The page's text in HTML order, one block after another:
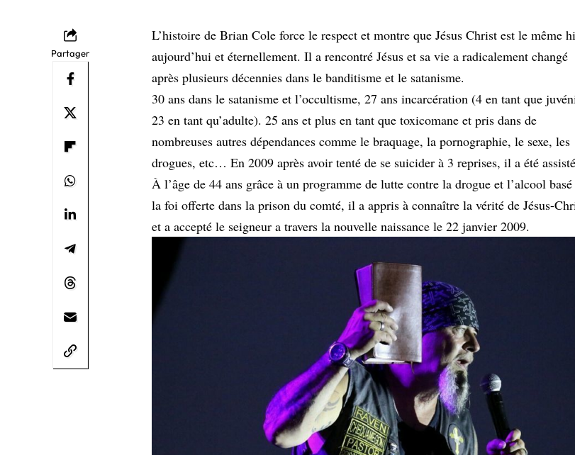
Partager
L’histoire de Brian Cole force le respect et montre que Jésus Christ est le même
aujourd’hui et éternellement. Il a rencontré Jésus et sa vie a radicalement changé
après plusieurs décennies dans le banditisme et le satanisme.
30 ans dans le satanisme et l’occultisme, 27 ans incarcération (4 en tant que
23 en tant qu’adulte). 25 ans et plus en tant que toxicomane et pris dans de
nombreuses autres dépendances comme le braquage, la pornographie, le sexe, les
drogues, etc… En 2009 après avoir tenté de se suicider à 3 reprises, il a été
À l’âge de 44 ans grâce à un programme de lutte contre la drogue et l’alcool
la foi offerte dans la prison du comté, il a appris à connaître la vérité de Jésus-
et a accepté le seigneur a travers la nouvelle naissance le 22 janvier 2009.